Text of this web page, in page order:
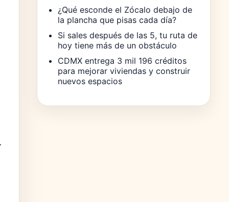
¿Qué esconde el Zócalo debajo de
la plancha que pisas cada día?
Si sales después de las 5, tu ruta de
hoy tiene más de un obstáculo
CDMX entrega 3 mil 196 créditos
para mejorar viviendas y construir
nuevos espacios